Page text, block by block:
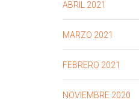
ABRIL 2021
MARZO 2021
FEBRERO 2021
NOVIEMBRE 2020